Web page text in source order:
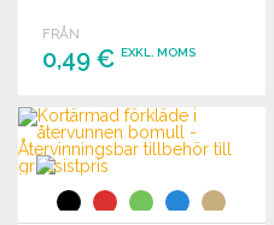
FRÅN
0,49 € EXKL. MOMS
BESTÄLL
Begär offert